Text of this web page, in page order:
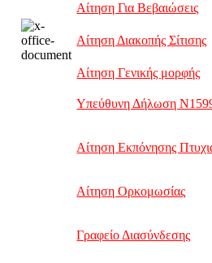
Αίτηση Για Βεβαιώσεις
Αίτηση Διακοπής Σίτισης
Αίτηση Γενικής μορφής
Υπεύθυνη Δήλωση
Αίτηση Εκπόνησης
Αίτηση Ορκομωσίας
Γραφείο Διασύνδεσης